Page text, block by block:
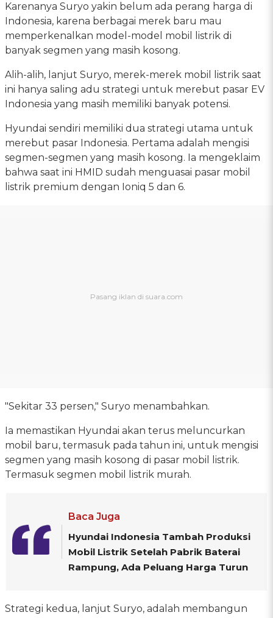
Karenanya Suryo yakin belum ada perang harga di
Indonesia, karena berbagai merek baru mau
memperkenalkan model-model mobil listrik di
banyak segmen yang masih kosong.
Alih-alih, lanjut Suryo, merek-merek mobil listrik saat
ini hanya saling adu strategi untuk merebut pasar EV
Indonesia yang masih memiliki banyak potensi.
Hyundai sendiri memiliki dua strategi utama untuk
merebut pasar Indonesia. Pertama adalah mengisi
segmen-segmen yang masih kosong. Ia mengeklaim
bahwa saat ini HMID sudah menguasai pasar mobil
listrik premium dengan Ioniq 5 dan 6.
"Sekitar 33 persen," Suryo menambahkan.
Ia memastikan Hyundai akan terus meluncurkan
mobil baru, termasuk pada tahun ini, untuk mengisi
segmen yang masih kosong di pasar mobil listrik.
Termasuk segmen mobil listrik murah.
Baca Juga
Hyundai Indonesia Tambah Produksi
Mobil Listrik Setelah Pabrik Baterai
Rampung, Ada Peluang Harga Turun
Strategi kedua, lanjut Suryo, adalah membangun